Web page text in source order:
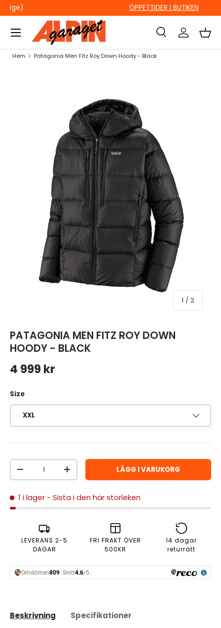
HOPPA TILL INNEHÅLL
ÖPPETTIDER I BUTIKEN
Sök
Sök
Sök Logga inKorg
Hem Patagonia Men Fitz Roy Down Hoody - Black
1 / av
2
PATAGONIA MEN FITZ ROY DOWN
HOODY - BLACK
Ordinarie pris
4 999 kr
Size
XXL
Antal
MINSKA ANTALÖKA ANTAL LÄGG I VARUKORG
1 i lager - Sista i den här storleken
LEVERANS 2-5
DAGAR
FRI FRAKT ÖVER
500KR
14 dagar
returrätt
Beskrivning Specifikationer